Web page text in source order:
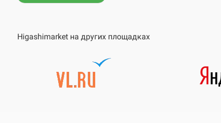
Higashimarket на других площадках